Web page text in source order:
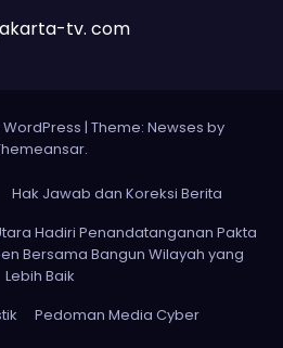
tv. com
| Theme: Newses by
.
Hak Jawab dan Koreksi Berita
Hadiri Penandatanganan Pakta
Bersama Bangun Wilayah yang
Lebih Baik
Pedoman Media Cyber